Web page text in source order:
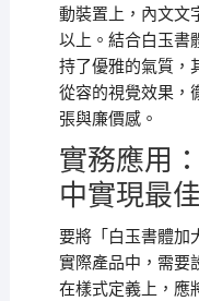
動裝置上，內文文
以上。結合白玉書
持了優雅的氣質，
從容的視覺效果，
張與廉價感。
實務應用
中實現最
要將「白玉書體加
實際產品中，需要
在樣式定義上，應